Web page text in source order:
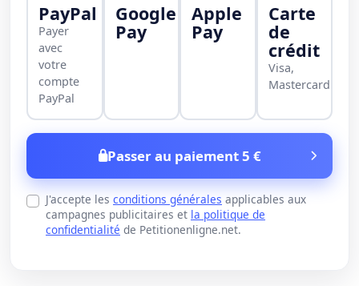
PayPal
Payer
avec
votre
compte
PayPal
Google
Pay
Apple
Pay
Carte
de
crédit
Visa,
Mastercard
Passer au paiement 5 €
J'accepte les conditions générales applicables aux
campagnes publicitaires et la politique de
confidentialité de Petitionenligne.net.